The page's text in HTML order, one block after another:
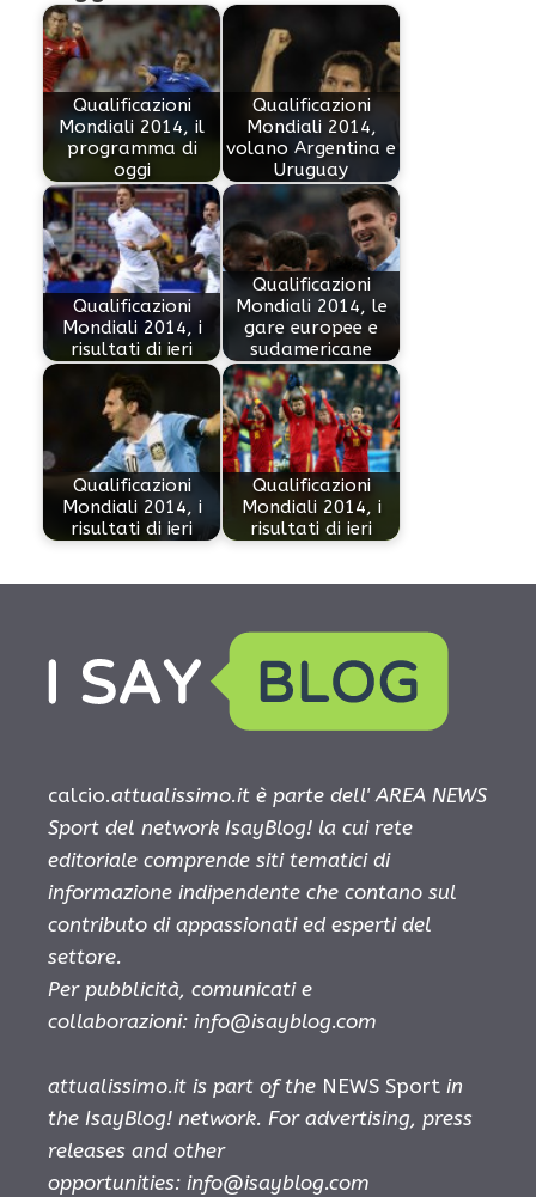
Qualificazioni
Mondiali 2014, il
programma di
oggi
Qualificazioni
Mondiali 2014,
volano Argentina e
Uruguay
Qualificazioni
Mondiali 2014, i
risultati di ieri
Qualificazioni
Mondiali 2014, le
gare europee e
sudamericane
Qualificazioni
Mondiali 2014, i
risultati di ieri
Qualificazioni
Mondiali 2014, i
risultati di ieri
calcio.attualissimo.it è parte dell' AREA NEWS
Sport del network IsayBlog! la cui rete
editoriale comprende siti tematici di
informazione indipendente che contano sul
contributo di appassionati ed esperti del
settore.
Per pubblicità, comunicati e
collaborazioni: info@isayblog.com
attualissimo.it is part of the NEWS Sport in
the IsayBlog! network. For advertising, press
releases and other
opportunities: info@isayblog.com